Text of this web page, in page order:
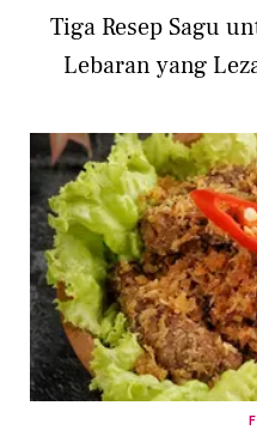
Tiga Resep Sagu
Lebaran yang